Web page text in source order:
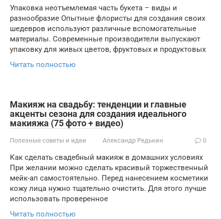
Упаковка неотъемлемая часть букета – виды и
разнообразие Опытные флористы для создания своих
шедевров используют различные вспомогательные
материалы. Современные производители выпускают
упаковку для живых цветов, фруктовых и продуктовых
Читать полностью
Макияж на свадьбу: тенденции и главные
акценты сезона для создания идеального
макияжа (75 фото + видео)
Полезные советы и идеи Александр Редькин 0
Как сделать свадебный макияж в домашних условиях
При желании можно сделать красивый торжественный
мейк-ап самостоятельно. Перед нанесением косметики
кожу лица нужно тщательно очистить. Для этого лучше
использовать проверенное
Читать полностью